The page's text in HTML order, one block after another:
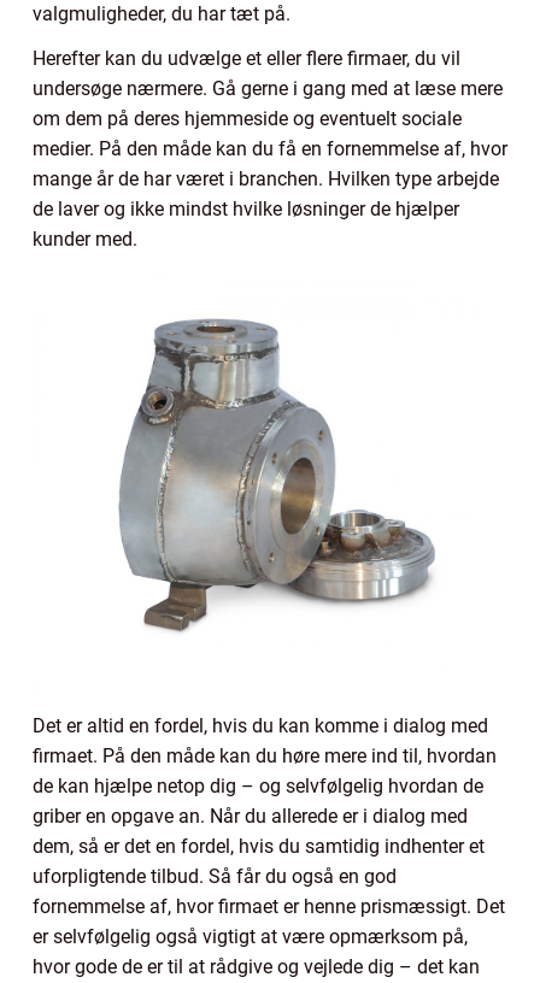
valgmuligheder, du har tæt på.
Herefter kan du udvælge et eller flere firmaer, du vil
undersøge nærmere. Gå gerne i gang med at læse mere
om dem på deres hjemmeside og eventuelt sociale
medier. På den måde kan du få en fornemmelse af, hvor
mange år de har været i branchen. Hvilken type arbejde
de laver og ikke mindst hvilke løsninger de hjælper
kunder med.
Det er altid en fordel, hvis du kan komme i dialog med
firmaet. På den måde kan du høre mere ind til, hvordan
de kan hjælpe netop dig – og selvfølgelig hvordan de
griber en opgave an. Når du allerede er i dialog med
dem, så er det en fordel, hvis du samtidig indhenter et
uforpligtende tilbud. Så får du også en god
fornemmelse af, hvor firmaet er henne prismæssigt. Det
er selvfølgelig også vigtigt at være opmærksom på,
hvor gode de er til at rådgive og vejlede dig – det kan